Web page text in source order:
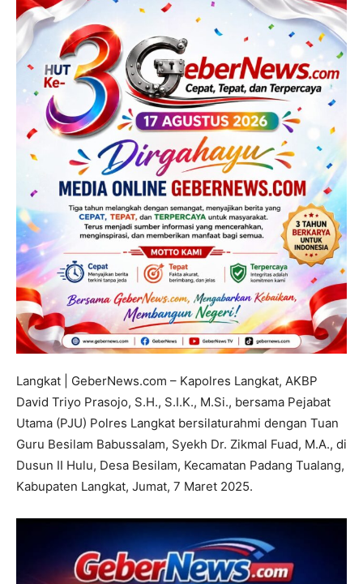
Langkat | GeberNews.com – Kapolres Langkat, AKBP
David Triyo Prasojo, S.H., S.I.K., M.Si., bersama Pejabat
Utama (PJU) Polres Langkat bersilaturahmi dengan Tuan
Guru Besilam Babussalam, Syekh Dr. Zikmal Fuad, M.A., di
Dusun II Hulu, Desa Besilam, Kecamatan Padang Tualang,
Kabupaten Langkat, Jumat, 7 Maret 2025.